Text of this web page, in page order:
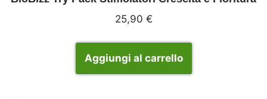
25,90 €
Aggiungi al carrello